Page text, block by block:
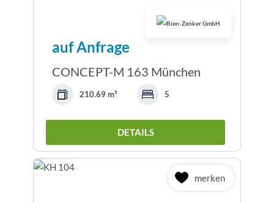
auf Anfrage
CONCEPT-M 163 München
210.69 m² 5
DETAILS
merken